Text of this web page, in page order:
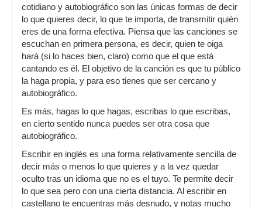
cotidiano y autobiográfico son las únicas formas de decir
lo que quieres decir, lo que te importa, de transmitir quién
eres de una forma efectiva. Piensa que las canciones se
escuchan en primera persona, es decir, quien te oiga
hará (si lo haces bien, claro) como que el que está
cantando es él. El objetivo de la canción es que tu público
la haga propia, y para eso tienes que ser cercano y
autobiográfico.
Es más, hagas lo que hagas, escribas lo que escribas,
en cierto sentido nunca puedes ser otra cosa que
autobiográfico.
Escribir en inglés es una forma relativamente sencilla de
decir más o menos lo que quieres y a la vez quedar
oculto tras un idioma que no es el tuyo. Te permite decir
lo que sea pero con una cierta distancia. Al escribir en
castellano te encuentras más desnudo, y notas mucho